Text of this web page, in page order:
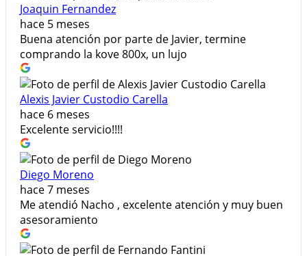
Joaquin Fernandez
hace 5 meses
Buena atención por parte de Javier, termine
comprando la kove 800x, un lujo
Alexis Javier Custodio Carella
hace 6 meses
Excelente servicio!!!!
Diego Moreno
hace 7 meses
Me atendió Nacho , excelente atención y muy buen
asesoramiento